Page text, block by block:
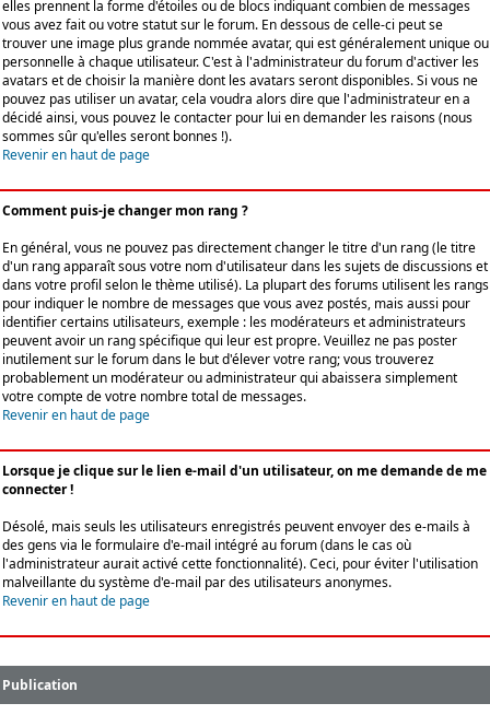
elles prennent la forme d'étoiles ou de blocs indiquant combien de messages
vous avez fait ou votre statut sur le forum. En dessous de celle-ci peut se
trouver une image plus grande nommée avatar, qui est généralement unique ou
personnelle à chaque utilisateur. C'est à l'administrateur du forum d'activer les
avatars et de choisir la manière dont les avatars seront disponibles. Si vous ne
pouvez pas utiliser un avatar, cela voudra alors dire que l'administrateur en a
décidé ainsi, vous pouvez le contacter pour lui en demander les raisons (nous
sommes sûr qu'elles seront bonnes !).
Revenir en haut de page
Comment puis-je changer mon rang ?
En général, vous ne pouvez pas directement changer le titre d'un rang (le titre
d'un rang apparaît sous votre nom d'utilisateur dans les sujets de discussions et
dans votre profil selon le thème utilisé). La plupart des forums utilisent les rangs
pour indiquer le nombre de messages que vous avez postés, mais aussi pour
identifier certains utilisateurs, exemple : les modérateurs et administrateurs
peuvent avoir un rang spécifique qui leur est propre. Veuillez ne pas poster
inutilement sur le forum dans le but d'élever votre rang; vous trouverez
probablement un modérateur ou administrateur qui abaissera simplement
votre compte de votre nombre total de messages.
Revenir en haut de page
Lorsque je clique sur le lien e-mail d'un utilisateur, on me demande de me
connecter !
Désolé, mais seuls les utilisateurs enregistrés peuvent envoyer des e-mails à
des gens via le formulaire d'e-mail intégré au forum (dans le cas où
l'administrateur aurait activé cette fonctionnalité). Ceci, pour éviter l'utilisation
malveillante du système d'e-mail par des utilisateurs anonymes.
Revenir en haut de page
Publication